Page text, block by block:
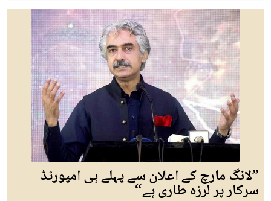
”لانگ مارچ کے اعلان سے پہلے ہی امپورٹڈ
سرکار پر لرزہ طاری ہے“